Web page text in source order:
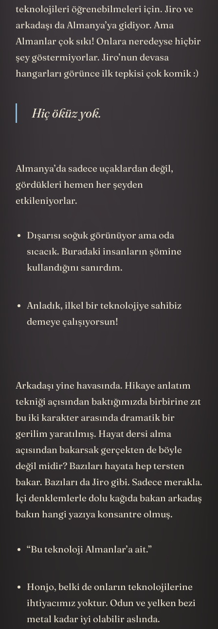
teknolojileri öğrenebilmeleri için. Jiro ve
arkadaşı da Almanya’ya gidiyor. Ama
Almanlar çok sıkı! Onlara neredeyse hiçbir
şey göstermiyorlar. Jiro’nun devasa
hangarları görünce ilk tepkisi çok komik :)
Hiç öküz yok.
Almanya’da sadece uçaklardan değil,
gördükleri hemen her şeyden
etkileniyorlar.
Dışarısı soğuk görünüyor ama oda
sıcacık. Buradaki insanların şömine
kullandığını sanırdım.
Anladık, ilkel bir teknolojiye sahibiz
demeye çalışıyorsun!
Arkadaşı yine havasında. Hikaye anlatım
tekniği açısından baktığımızda birbirine zıt
bu iki karakter arasında dramatik bir
gerilim yaratılmış. Hayat dersi alma
açısından bakarsak gerçekten de böyle
değil midir? Bazıları hayata hep tersten
bakar. Bazıları da Jiro gibi. Sadece merakla.
İçi denklemlerle dolu kağıda bakan arkadaş
bakın hangi yazıya konsantre olmuş.
“Bu teknoloji Almanlar’a ait.”
Honjo, belki de onların teknolojilerine
ihtiyacımız yoktur. Odun ve yelken bezi
metal kadar iyi olabilir aslında.